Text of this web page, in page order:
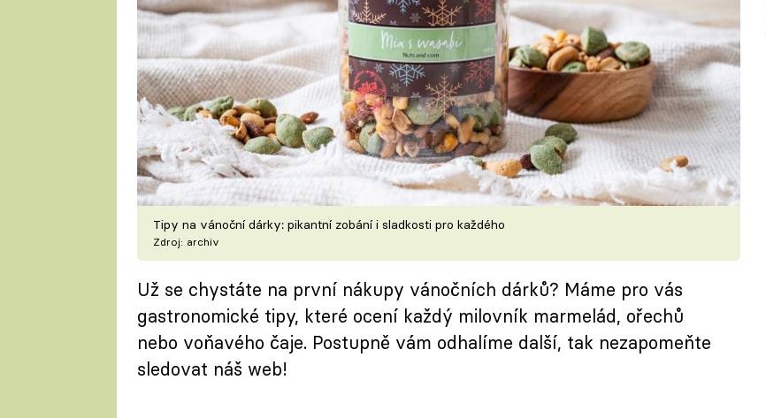
Tipy na vánoční dárky: pikantní zobání i sladkosti pro každého
Zdroj: archiv
Už se chystáte na první nákupy vánočních dárků? Máme pro vás
gastronomické tipy, které ocení každý milovník marmelád, ořechů
nebo voňavého čaje. Postupně vám odhalíme další, tak nezapomeňte
sledovat náš web!